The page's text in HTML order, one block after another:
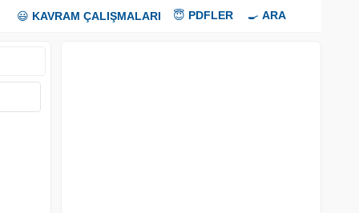
😃 KAVRAM ÇALIŞMALARI 😇 PDFLER 🍳 ARA